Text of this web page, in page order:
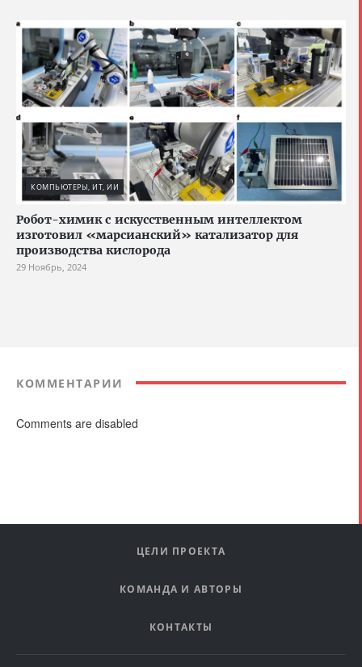
КОМПЬЮТЕРЫ, ИТ, ИИ
Робот-химик с искусственным интеллектом
изготовил «марсианский» катализатор для
производства кислорода
29 Ноябрь, 2024
КОММЕНТАРИИ
Comments are disabled
ЦЕЛИ ПРОЕКТА
КОМАНДА И АВТОРЫ
КОНТАКТЫ